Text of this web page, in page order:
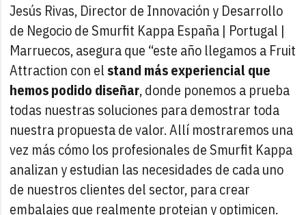
Jesús Rivas, Director de Innovación y Desarrollo
de Negocio de Smurfit Kappa España | Portugal |
Marruecos, asegura que “este año llegamos a Fruit
Attraction con el stand más experiencial que
hemos podido diseñar, donde ponemos a prueba
todas nuestras soluciones para demostrar toda
nuestra propuesta de valor. Allí mostraremos una
vez más cómo los profesionales de Smurfit Kappa
analizan y estudian las necesidades de cada uno
de nuestros clientes del sector, para crear
embalajes que realmente protejan y optimicen.